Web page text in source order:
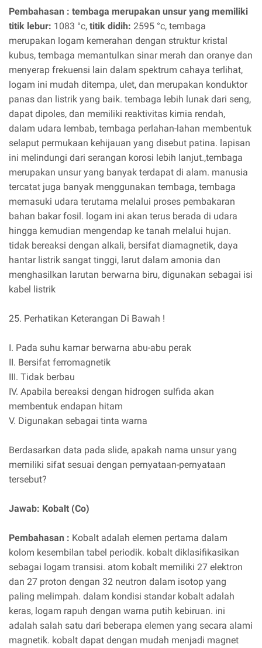
Pembahasan : tembaga merupakan unsur yang memiliki
titik lebur: 1083 °c, titik didih: 2595 °c, tembaga
merupakan logam kemerahan dengan struktur kristal
kubus, tembaga memantulkan sinar merah dan oranye dan
menyerap frekuensi lain dalam spektrum cahaya terlihat,
logam ini mudah ditempa, ulet, dan merupakan konduktor
panas dan listrik yang baik. tembaga lebih lunak dari seng,
dapat dipoles, dan memiliki reaktivitas kimia rendah,
dalam udara lembab, tembaga perlahan-lahan membentuk
selaput permukaan kehijauan yang disebut patina. lapisan
ini melindungi dari serangan korosi lebih lanjut.,tembaga
merupakan unsur yang banyak terdapat di alam. manusia
tercatat juga banyak menggunakan tembaga, tembaga
memasuki udara terutama melalui proses pembakaran
bahan bakar fosil. logam ini akan terus berada di udara
hingga kemudian mengendap ke tanah melalui hujan.
tidak bereaksi dengan alkali, bersifat diamagnetik, daya
hantar listrik sangat tinggi, larut dalam amonia dan
menghasilkan larutan berwarna biru, digunakan sebagai isi
kabel listrik
25. Perhatikan Keterangan Di Bawah !
I. Pada suhu kamar berwarna abu-abu perak
II. Bersifat ferromagnetik
III. Tidak berbau
IV. Apabila bereaksi dengan hidrogen sulfida akan
membentuk endapan hitam
V. Digunakan sebagai tinta warna
Berdasarkan data pada slide, apakah nama unsur yang
memiliki sifat sesuai dengan pernyataan-pernyataan
tersebut?
Jawab: Kobalt (Co)
Pembahasan : Kobalt adalah elemen pertama dalam
kolom kesembilan tabel periodik. kobalt diklasifikasikan
sebagai logam transisi. atom kobalt memiliki 27 elektron
dan 27 proton dengan 32 neutron dalam isotop yang
paling melimpah. dalam kondisi standar kobalt adalah
keras, logam rapuh dengan warna putih kebiruan. ini
adalah salah satu dari beberapa elemen yang secara alami
magnetik. kobalt dapat dengan mudah menjadi magnet